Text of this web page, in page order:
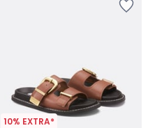
10% EXTRA*